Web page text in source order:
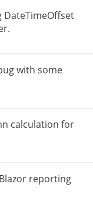
DateTimeOffset
with some
calculation for
reporting